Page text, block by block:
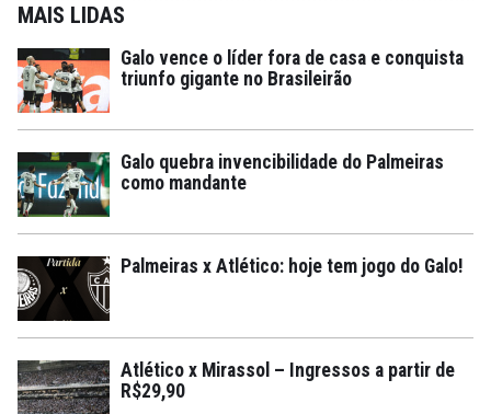
MAIS LIDAS
Galo vence o líder fora de casa e conquista
triunfo gigante no Brasileirão
Galo quebra invencibilidade do Palmeiras
como mandante
Palmeiras x Atlético: hoje tem jogo do Galo!
Atlético x Mirassol – Ingressos a partir de
R$29,90